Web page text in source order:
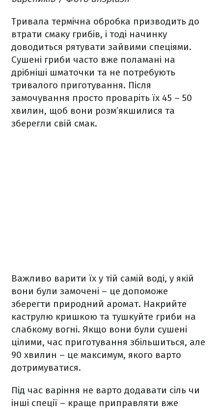
Тривала термічна обробка призводить до
втрати смаку грибів, і тоді начинку
доводиться рятувати зайвими спеціями.
Сушені гриби часто вже поламані на
дрібніші шматочки та не потребують
тривалого приготування. Після
замочування просто проваріть їх 45 – 50
хвилин, щоб вони розм’якшилися та
зберегли свій смак.
Важливо варити їх у тій самій воді, у якій
вони були замочені – це допоможе
зберегти природний аромат. Накрийте
каструлю кришкою та тушкуйте гриби на
слабкому вогні. Якщо вони були сушені
цілими, час приготування збільшиться, але
90 хвилин – це максимум, якого варто
дотримуватися.
Під час варіння не варто додавати сіль чи
інші спеції – краще приправляти вже